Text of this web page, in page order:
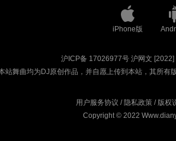
iPhone版
沪ICP备 17026977号 沪网文
站舞曲均为DJ原创作品，并自愿上传到本站，其所有
用户服务协议 / 隐私政策/ 版权
Copyright © 2022